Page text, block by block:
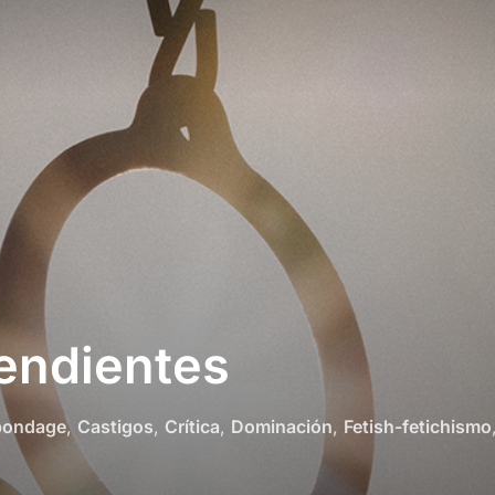
, Castigos, Crítica, Dominación, Fetish-fetichismo,